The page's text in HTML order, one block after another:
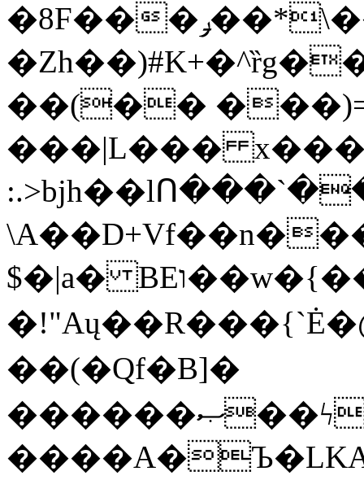
�8F���ݛ��*\��U��S
��(��
���|L���
$�|a� BEו��w�{���;���q�X��d%�������W� hU�(�1�Ū}9�S�F<��i�L3�;�
��(�Qf�B]�
������ޞ��ϟak��r��_39$�8�p���7�2�yIZ�R��x��/